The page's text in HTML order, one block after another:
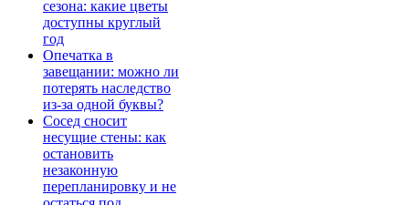
сезона: какие цветы
доступны круглый
год
Опечатка в
завещании: можно ли
потерять наследство
из-за одной буквы?
Сосед сносит
несущие стены: как
остановить
незаконную
перепланировку и не